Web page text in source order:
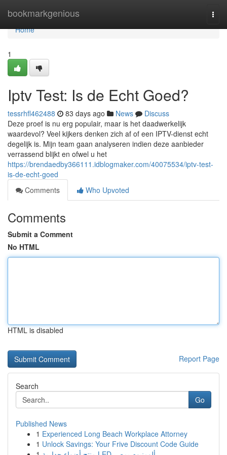
bookmarkgenious
Home
Home
1
Iptv Test: Is de Echt Goed?
tessrhfl462488 83 days ago News
Discuss
Deze proef is nu erg populair, maar is het daadwerkelijk
waardevol? Veel kijkers denken zich af of een IPTV-dienst echt
degelijk is. Mijn team gaan analyseren indien deze aanbieder
verrassend blijkt en ofwel u het
https://brendaedby366111.idblogmaker.com/40075534/iptv-test-
is-de-echt-goed
Comments
Who Upvoted
Comments
Submit a Comment
No HTML
HTML is disabled
Report Page
Search
Go
Published News
1 Experienced Long Beach Workplace Attorney
1 Unlock Savings: Your Frive Discount Code Guide